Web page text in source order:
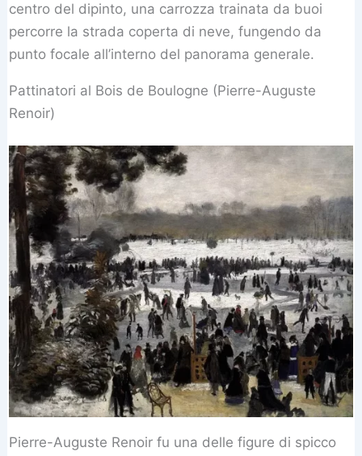
centro del dipinto, una carrozza trainata da buoi
percorre la strada coperta di neve, fungendo da
punto focale all’interno del panorama generale.
Pattinatori al Bois de Boulogne (Pierre-Auguste
Renoir)
Pierre-Auguste Renoir fu una delle figure di spicco